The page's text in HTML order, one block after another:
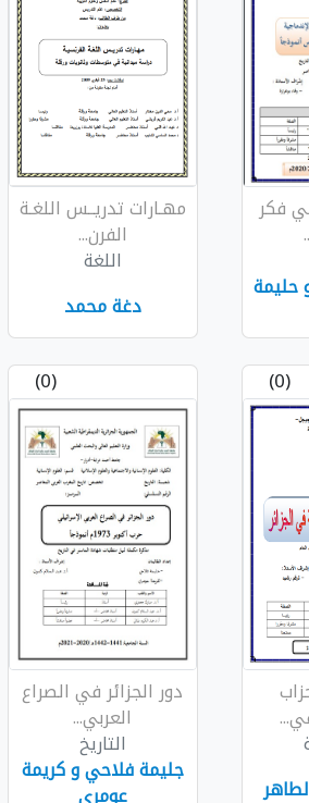
فكر
حليمة
مهـارات تدريــس اللغـة
الفرن...
اللغة
دغة محمد
(0)
(0)
دور الجزائر في الصراع
العربي...
التاريخ
جليمة فلاحي و كريمة
عومري